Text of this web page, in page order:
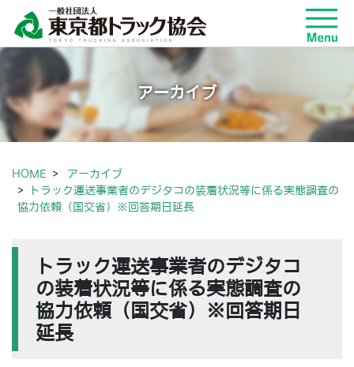
アーカイブ
HOME
アーカイブ
トラック運送事業者のデジタコの装着状況等に係る実態調査の
協力依頼（国交省）※回答期日延長
トラック運送事業者のデジタコ
の装着状況等に係る実態調査の
協力依頼（国交省）※回答期日
延長